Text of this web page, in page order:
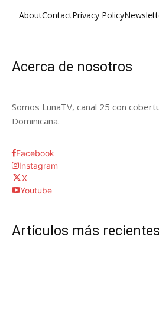
AboutContactPrivacy Policy
Acerca de nosotros
Somos LunaTV, canal 25 con
Dominicana.
Facebook
Instagram
X
Youtube
Artículos más recientes